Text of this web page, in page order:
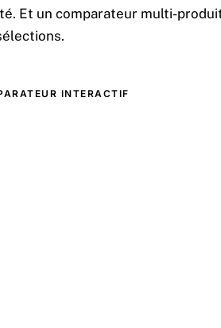
Et un comparateur multi-
INTERACTIF